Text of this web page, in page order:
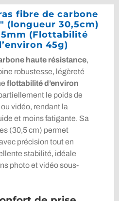
fibre de carbone
(longueur 30,5cm)
(Flottabilité
45g)
haute résistance,
robustesse, légèreté
flottabilité d’environ
le poids de
vidéo, rendant la
et moins fatigante. Sa
(30,5 cm) permet
précision tout en
stabilité, idéale
photo et vidéo sous-